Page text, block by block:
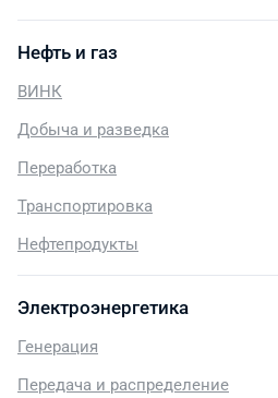
Нефть и газ
ВИНК
Добыча и разведка
Переработка
Транспортировка
Нефтепродукты
Электроэнергетика
Генерация
Передача и распределение